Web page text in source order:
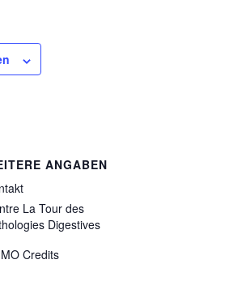
ANGABEN
La Tour des
Digestives
Credits